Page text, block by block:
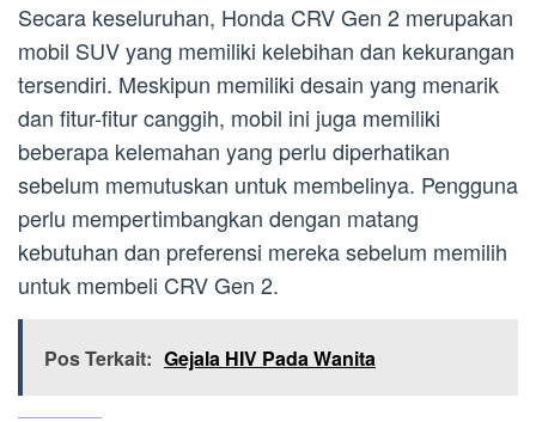
Secara keseluruhan, Honda CRV Gen 2 merupakan
mobil SUV yang memiliki kelebihan dan kekurangan
tersendiri. Meskipun memiliki desain yang menarik
dan fitur-fitur canggih, mobil ini juga memiliki
beberapa kelemahan yang perlu diperhatikan
sebelum memutuskan untuk membelinya. Pengguna
perlu mempertimbangkan dengan matang
kebutuhan dan preferensi mereka sebelum memilih
untuk membeli CRV Gen 2.
Pos Terkait: Gejala HIV Pada Wanita